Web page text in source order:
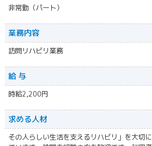
非常勤（パート）
業務内容
訪問リハビリ業務
給 与
時給2,200円
求める人材
その人らしい生活を支えるリハビリ」を大切